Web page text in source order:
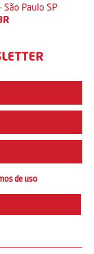
Paulo SP
de uso